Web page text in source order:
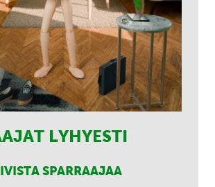
LYHYESTI
SPARRAAJAA